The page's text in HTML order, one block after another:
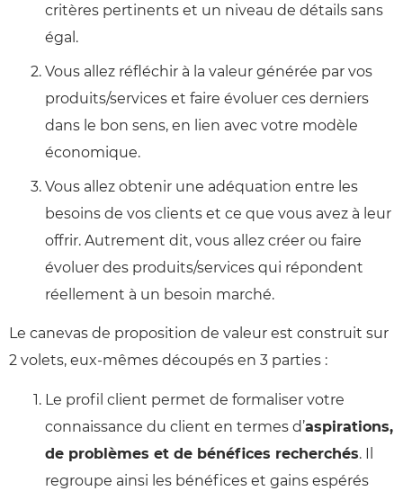
critères pertinents et un niveau de détails sans
égal.
Vous allez réfléchir à la valeur générée par vos
produits/services et faire évoluer ces derniers
dans le bon sens, en lien avec votre modèle
économique.
Vous allez obtenir une adéquation entre les
besoins de vos clients et ce que vous avez à leur
offrir. Autrement dit, vous allez créer ou faire
évoluer des produits/services qui répondent
réellement à un besoin marché.
Le canevas de proposition de valeur est construit sur
2 volets, eux-mêmes découpés en 3 parties :
Le profil client permet de formaliser votre
connaissance du client en termes d’aspirations,
de problèmes et de bénéfices recherchés. Il
regroupe ainsi les bénéfices et gains espérés